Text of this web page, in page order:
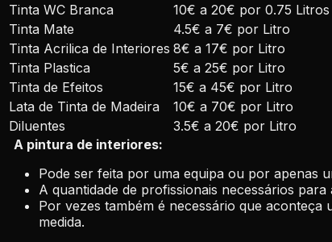
Tinta WC Branca
10€ a 20€ por 0.75 Litros
Tinta Mate
4.5€ a 7€ por Litro
Tinta Acrilica de Interiores 8€ a 17€ por Litro
Tinta Plastica
5€ a 25€ por Litro
Tinta de Efeitos
15€ a 45€ por Litro
Lata de Tinta de Madeira
10€ a 70€ por Litro
Diluentes
3.5€ a 20€ por Litro
A pintura de interiores:
Pode ser feita por uma equipa ou por apenas
A quantidade de profissionais necessários
Por vezes também é necessário que aconteça
medida.